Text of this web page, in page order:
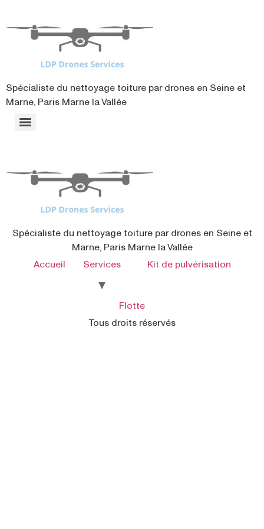
Spécialiste du nettoyage toiture par drones en Seine et
Marne, Paris Marne la Vallée
Spécialiste du nettoyage toiture par drones en Seine et
Marne, Paris Marne la Vallée
Accueil
Services Kit de pulvérisation
Flotte
Tous droits réservés